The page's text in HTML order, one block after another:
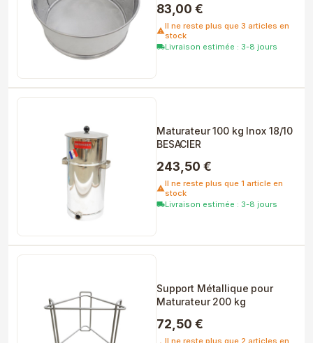
83,00 €
warningIl ne reste plus que 3 articles en
stock
local_shippingLivraison estimée : 3-8 jours
Maturateur 100 kg Inox 18/10
BESACIER
243,50 €
warningIl ne reste plus que 1 article en
stock
local_shippingLivraison estimée : 3-8 jours
Support Métallique pour
Maturateur 200 kg
72,50 €
Il ne reste plus que 2 articles en